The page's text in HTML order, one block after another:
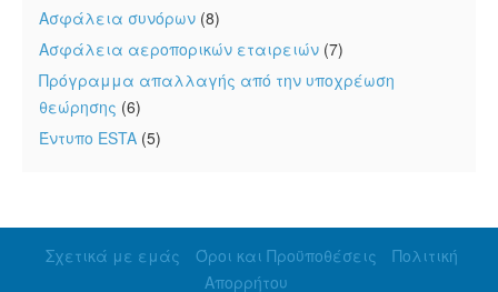
Ασφάλεια συνόρων (8)
Ασφάλεια αεροπορικών εταιρειών (7)
Πρόγραμμα απαλλαγής από την υποχρέωση
θεώρησης (6)
Έντυπο ESTA (5)
Σχετικά με εμάς Όροι και Προϋποθέσεις
Πολιτική
Απορρήτου